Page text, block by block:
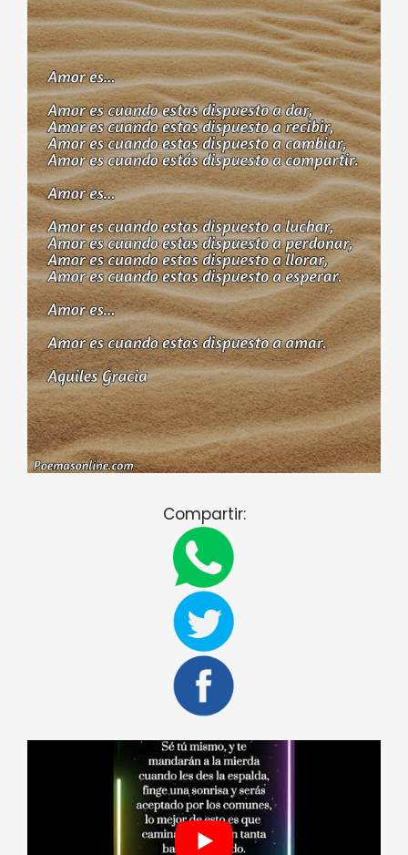
Compartir: